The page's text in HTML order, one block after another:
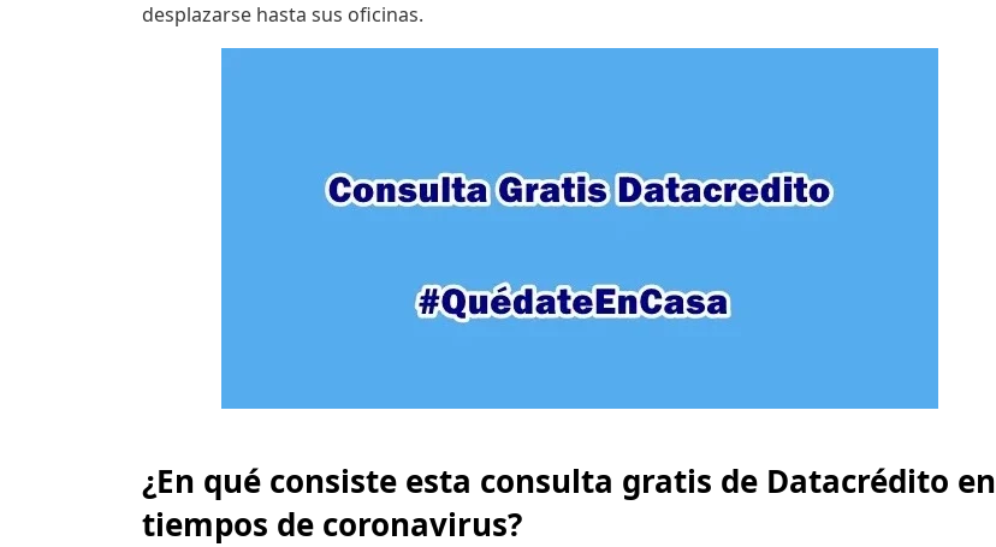
desplazarse hasta sus oficinas.
¿En qué consiste esta consulta gratis de Datacrédito en
tiempos de coronavirus?